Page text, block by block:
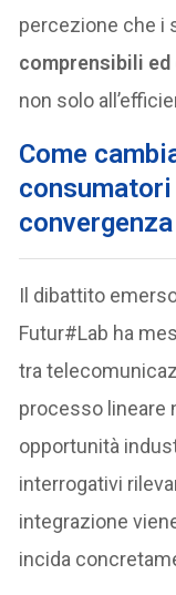
percezione che i
comprensibili ed
non solo
Come
convergenza
Il dibattito
Futur#Lab ha
tra
processo lineare
opportunità
interrogativi
integrazione
incida